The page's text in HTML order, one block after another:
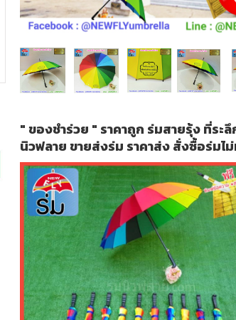
" ของชำร่วย " ราคาถูก ร่มสายรุ้ง ที่ร
นิวฟลาย ขายส่งร่ม ราคาส่ง สั่งซื้อร่มไ